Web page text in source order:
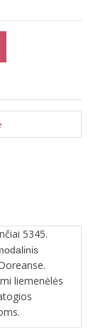
5345.
liemenėlės